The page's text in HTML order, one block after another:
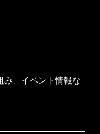
み、イベント情報な